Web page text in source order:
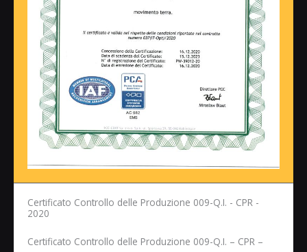
Certificato Controllo delle Produzione 009-Q.I. - CPR -
2020
Certificato Controllo delle Produzione 009-Q.I. – CPR –